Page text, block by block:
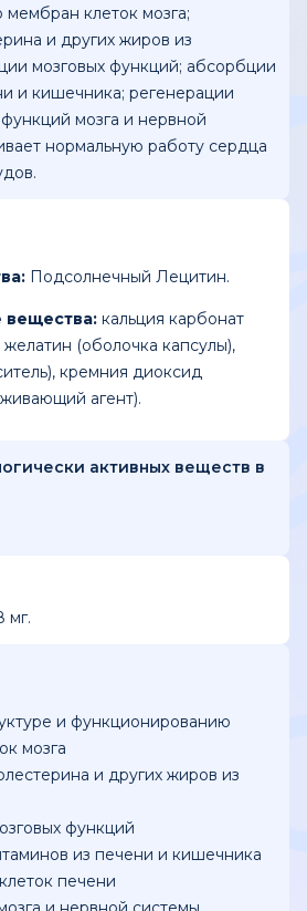
клеток мозга;
и других жиров из
мозговых функций; абсорбции
и кишечника; регенерации
мозга и нервной
нормальную работу сердца
Подсолнечный Лецитин.
вещества: кальция карбонат
желатин (оболочка капсулы),
кремния диоксид
агент).
активных веществ в
мг.
и функционированию
мозга
и других жиров из
функций
из печени и кишечника
печени